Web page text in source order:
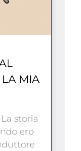
LA MIA
storia
ero